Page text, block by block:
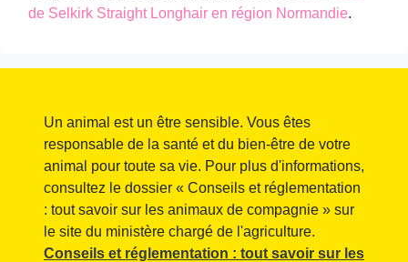
de Selkirk Straight Longhair en région Normandie.
Un animal est un être sensible. Vous êtes
responsable de la santé et du bien-être de votre
animal pour toute sa vie. Pour plus d'informations,
consultez le dossier « Conseils et réglementation
: tout savoir sur les animaux de compagnie » sur
le site du ministère chargé de l'agriculture.
Conseils et réglementation : tout savoir sur les